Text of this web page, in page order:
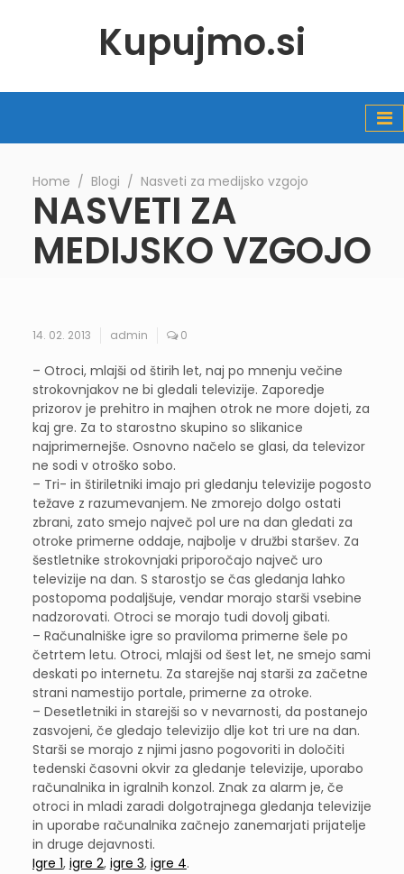
Kupujmo.si
Home ∕ Blogi ∕ Nasveti za medijsko vzgojo
NASVETI ZA
MEDIJSKO VZGOJO
14. 02. 2013 admin 0
– Otroci, mlajši od štirih let, naj po mnenju večine
strokovnjakov ne bi gledali televizije. Zaporedje
prizorov je prehitro in majhen otrok ne more dojeti, za
kaj gre. Za to starostno skupino so slikanice
najprimernejše. Osnovno načelo se glasi, da televizor
ne sodi v otroško sobo.
– Tri- in štiriletniki imajo pri gledanju televizije pogosto
težave z razumevanjem. Ne zmorejo dolgo ostati
zbrani, zato smejo največ pol ure na dan gledati za
otroke primerne oddaje, najbolje v družbi staršev. Za
šestletnike strokovnjaki priporočajo največ uro
televizije na dan. S starostjo se čas gledanja lahko
postopoma podaljšuje, vendar morajo starši vsebine
nadzorovati. Otroci se morajo tudi dovolj gibati.
– Računalniške igre so praviloma primerne šele po
četrtem letu. Otroci, mlajši od šest let, ne smejo sami
deskati po internetu. Za starejše naj starši za začetne
strani namestijo portale, primerne za otroke.
– Desetletniki in starejši so v nevarnosti, da postanejo
zasvojeni, če gledajo televizijo dlje kot tri ure na dan.
Starši se morajo z njimi jasno pogovoriti in določiti
tedenski časovni okvir za gledanje televizije, uporabo
računalnika in igralnih konzol. Znak za alarm je, če
otroci in mladi zaradi dolgotrajnega gledanja televizije
in uporabe računalnika začnejo zanemarjati prijatelje
in druge dejavnosti.
Igre 1, igre 2, igre 3, igre 4.